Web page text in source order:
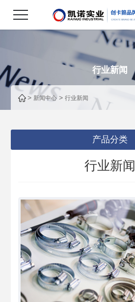
行业新闻
> 新闻中心 >行业新闻
产品分类
行业新闻